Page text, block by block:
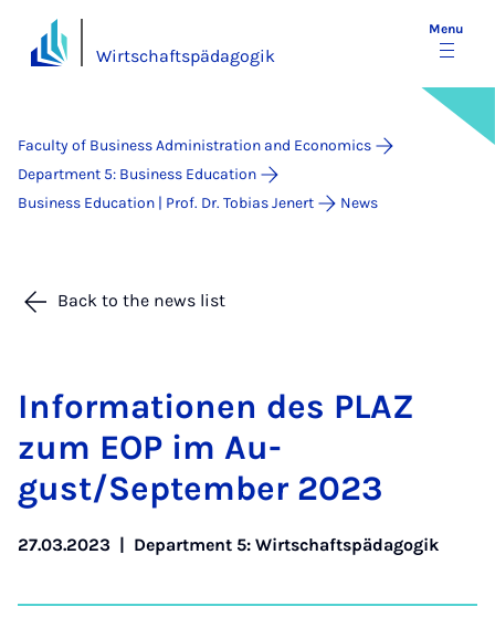
Wirtschaftspädagogik
Menu
Faculty of Business Administration and Economics
Department 5: Business Education
Business Education | Prof. Dr. Tobias Jenert
News
Back to the news list
In­form­a­tion­en des PLAZ
zum EOP im Au­
gust/Septem­ber 2023
27.03.2023 | Department 5: Wirtschaftspädagogik